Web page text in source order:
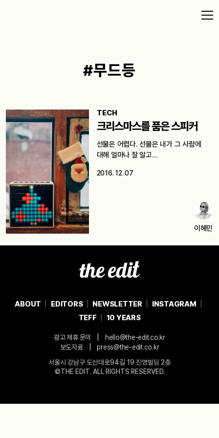
#무드등
TECH
크리스마스를 품은 스피커
선물은 어렵다. 선물은 내가 그 사람에
대해 얼마나 잘 알고…
2016. 12. 07
이혜민
ABOUT EDITORS NEWSLETTER
INSTAGRAM
TEFF
10 YEARS
광고 제휴 문의
hello@the-edit.co.kr
보도자료
press@the-edit.co.kr
서울시 강남구 도산대로94길 19 진영빌딩 2층
©THE EDIT. ALL RIGHTS RESERVED.